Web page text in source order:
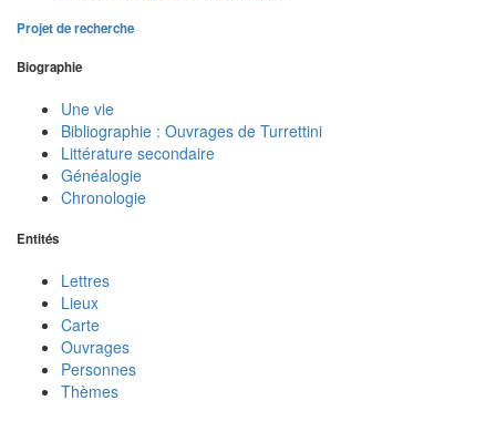
Projet de recherche
Biographie
Une vie
Bibliographie : Ouvrages de Turrettini
Littérature secondaire
Généalogie
Chronologie
Entités
Lettres
Lieux
Carte
Ouvrages
Personnes
Thèmes